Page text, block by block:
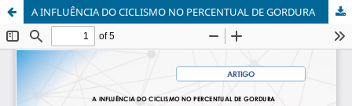
A INFLUÊNCIA DO CICLISMO NO PERCENTUAL DE GORDURA